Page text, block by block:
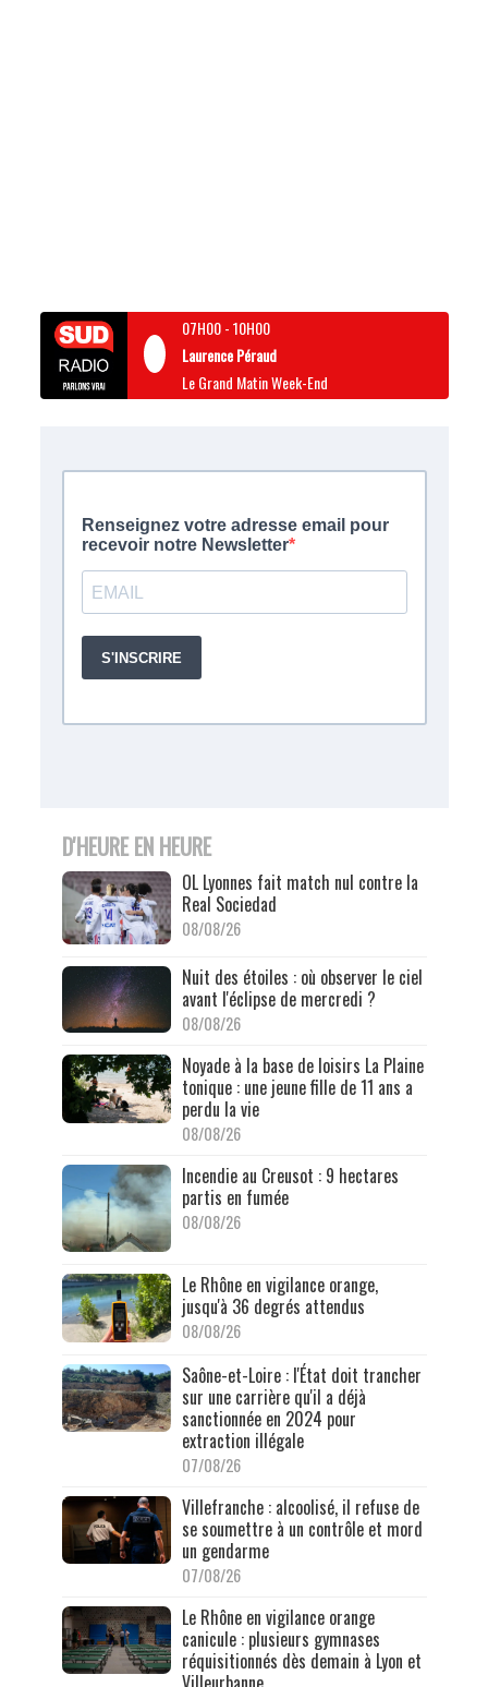
07H00-10H00
Laurence Péraud
Le Grand Matin Week-End
D'HEURE EN HEURE
OL Lyonnes fait match nul contre la
Real Sociedad
08/08/26
Nuit des étoiles : où observer le ciel
avant l'éclipse de mercredi ?
08/08/26
Noyade à la base de loisirs La Plaine
tonique : une jeune fille de 11 ans a
perdu la vie
08/08/26
Incendie au Creusot : 9 hectares
partis en fumée
08/08/26
Le Rhône en vigilance orange,
jusqu'à 36 degrés attendus
08/08/26
Saône-et-Loire : l'État doit trancher
sur une carrière qu'il a déjà
sanctionnée en 2024 pour
extraction illégale
07/08/26
Villefranche : alcoolisé, il refuse de
se soumettre à un contrôle et mord
un gendarme
07/08/26
Le Rhône en vigilance orange
canicule : plusieurs gymnases
réquisitionnés dès demain à Lyon et